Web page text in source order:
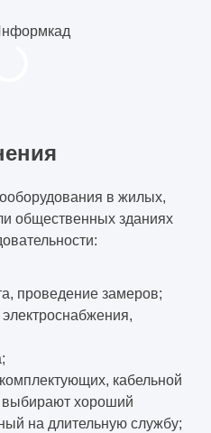
в жилых,
общественных зданиях
проведение замеров;
кабельной
выбирают хороший
на длительную службу;